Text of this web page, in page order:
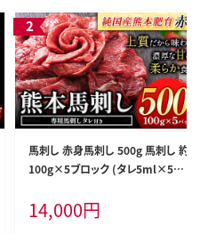
馬刺し 赤身馬刺し 500g 馬刺し 約
100g×5ブロック (タレ5ml×5袋)
冷凍 《3-7日以内に出荷予定(土日
祝除く)》 馬肉 馬 馬刺し 国産馬刺
14,000円